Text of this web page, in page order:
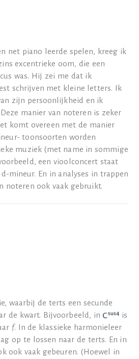
net piano leerde spelen, kreeg ik
excentrieke oom, die een
was. Hij zei me dat ik
schrijven met kleine letters. Ik
zijn persoonlijkheid en ik
manier van noteren is zeker
komt overeen met de manier
toonsoorten worden
muziek (met name in sommige
een vioolconcert staat
mineur. En in analyses in trappen
noteren ook vaak gebruikt.
waarbij de terts een secunde
de kwart. Bijvoorbeeld, in
is
f. In de klassieke harmonieleer
op te lossen naar de terts. En in
ook vaak gebeuren. (Hoewel in